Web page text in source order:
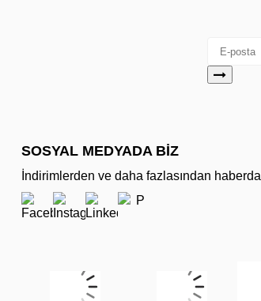
SOSYAL MEDYADA BİZ
İndirimlerden ve daha fazlasından